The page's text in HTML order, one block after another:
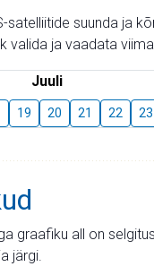
suunda ja
ja vaadata
Juuli
19 20 21 22 23
graafiku all on
järgi.